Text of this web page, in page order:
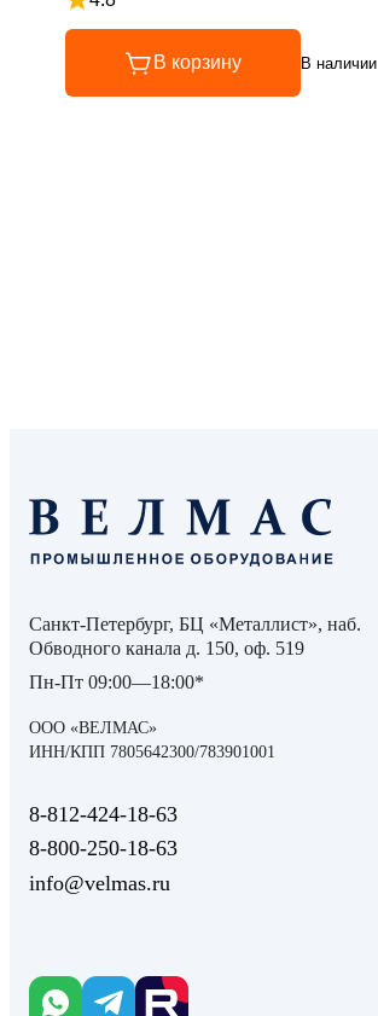
Рейтинг 4.8 из 5
В корзину В наличии
Санкт-Петербург, БЦ «Металлист», наб.
Обводного канала д. 150, оф. 519
Пн-Пт 09:00—18:00*
ООО «ВЕЛМАС»
ИНН/КПП 7805642300/783901001
8‑812‑424‑18‑63
8‑800‑250‑18‑63
info@velmas.ru